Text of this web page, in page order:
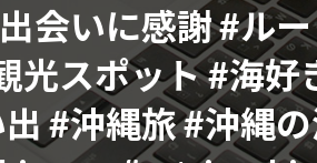
会いに感謝 #ル
光スポット #海
#沖縄旅 #沖縄